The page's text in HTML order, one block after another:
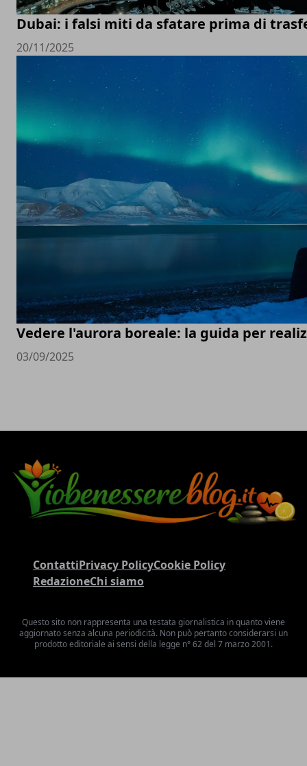
Dubai: i falsi miti da sfatare prima di
20/11/2025
Vedere l'aurora boreale: la guida per
03/09/2025
ContattiPrivacy PolicyCookie Policy
RedazioneChi siamo
Questo sito non rappresenta una testata giornalistica in quanto viene
aggiornato senza alcuna periodicità. Non può pertanto considerarsi un
prodotto editoriale ai sensi della legge n° 62 del 7 marzo 2001.